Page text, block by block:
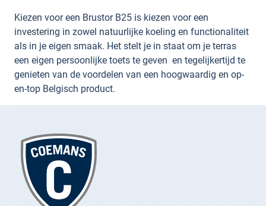
Kiezen voor een Brustor B25 is kiezen voor een
investering in zowel natuurlijke koeling en functionaliteit
als in je eigen smaak. Het stelt je in staat om je terras
een eigen persoonlijke toets te geven en tegelijkertijd te
genieten van de voordelen van een hoogwaardig en op-
en-top Belgisch product.